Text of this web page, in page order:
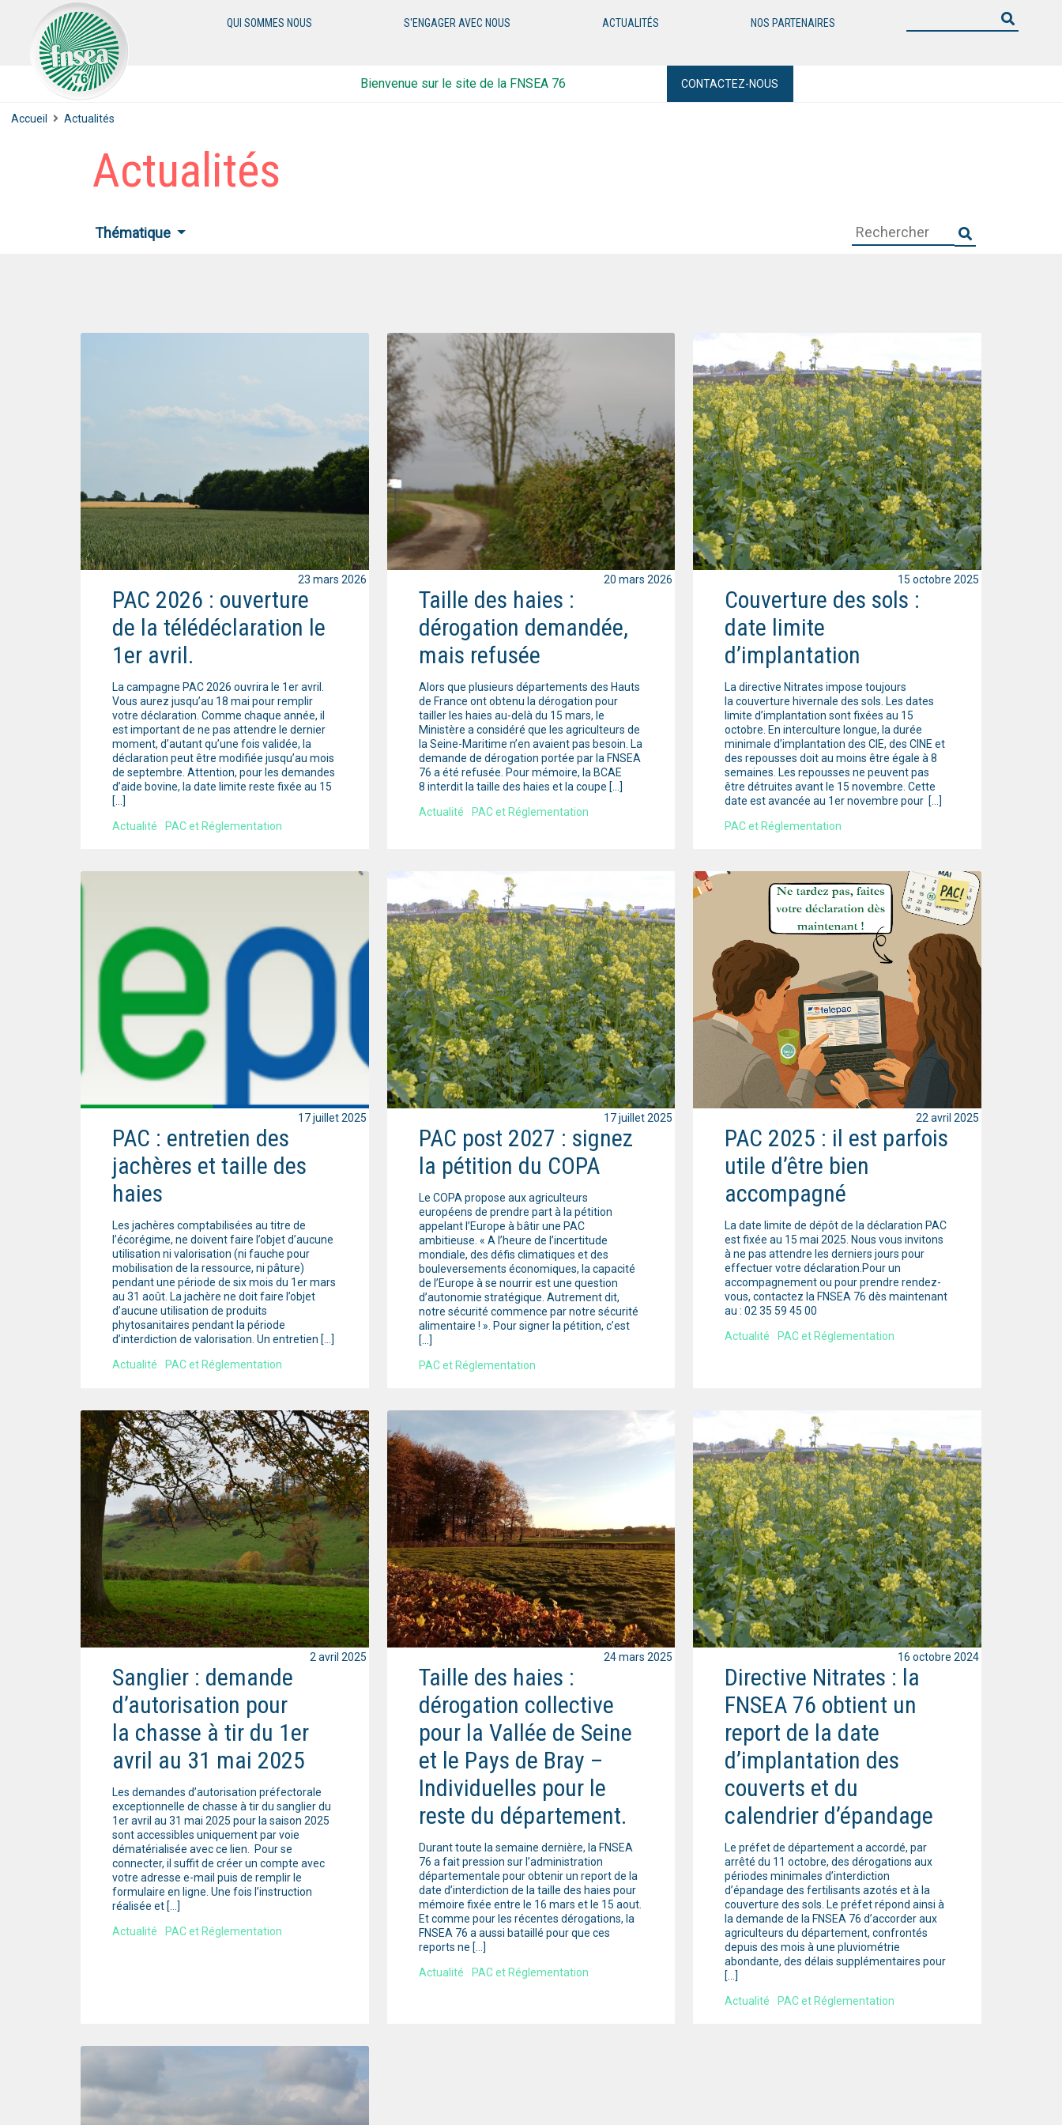
QUI SOMMES NOUS S'ENGAGER AVEC NOUS ACTUALITÉS NOS PARTENAIRES
Bienvenue sur le site de la FNSEA 76 CONTACTEZ-NOUS
Accueil Actualités
Actualités
Thématique
PAC 2026 : ouverture
de la télédéclaration le
1er avril.
La campagne PAC 2026 ouvrira le 1er avril.
Vous aurez jusqu’au 18 mai pour remplir
votre déclaration. Comme chaque année, il
est important de ne pas attendre le dernier
moment, d’autant qu’une fois validée, la
déclaration peut être modifiée jusqu’au mois
de septembre. Attention, pour les demandes
d’aide bovine, la date limite reste fixée au 15
[…]
Actualité
PAC et Réglementation
23 mars 2026
Taille des haies :
dérogation demandée,
mais refusée
Alors que plusieurs départements des Hauts
de France ont obtenu la dérogation pour
tailler les haies au-delà du 15 mars, le
Ministère a considéré que les agriculteurs de
la Seine-Maritime n’en avaient pas besoin. La
demande de dérogation portée par la FNSEA
76 a été refusée. Pour mémoire, la BCAE
8 interdit la taille des haies et la coupe […]
Actualité
PAC et Réglementation
20 mars 2026
Couverture des sols :
date limite
d’implantation
La directive Nitrates impose toujours
la couverture hivernale des sols. Les dates
limite d’implantation sont fixées au 15
octobre. En interculture longue, la durée
minimale d’implantation des CIE, des CINE et
des repousses doit au moins être égale à 8
semaines. Les repousses ne peuvent pas
être détruites avant le 15 novembre. Cette
date est avancée au 1er novembre pour […]
PAC et Réglementation
15 octobre 2025
PAC : entretien des
jachères et taille des
haies
Les jachères comptabilisées au titre de
l’écorégime, ne doivent faire l’objet d’aucune
utilisation ni valorisation (ni fauche pour
mobilisation de la ressource, ni pâture)
pendant une période de six mois du 1er mars
au 31 août. La jachère ne doit faire l’objet
d’aucune utilisation de produits
phytosanitaires pendant la période
d’interdiction de valorisation. Un entretien […]
Actualité
PAC et Réglementation
17 juillet 2025
PAC post 2027 : signez
la pétition du COPA
Le COPA propose aux agriculteurs
européens de prendre part à la pétition
appelant l’Europe à bâtir une PAC
ambitieuse. « A l’heure de l’incertitude
mondiale, des défis climatiques et des
bouleversements économiques, la capacité
de l’Europe à se nourrir est une question
d’autonomie stratégique. Autrement dit,
notre sécurité commence par notre sécurité
alimentaire ! ». Pour signer la pétition, c’est
[…]
PAC et Réglementation
17 juillet 2025
PAC 2025 : il est parfois
utile d’être bien
accompagné
La date limite de dépôt de la déclaration PAC
est fixée au 15 mai 2025. Nous vous invitons
à ne pas attendre les derniers jours pour
effectuer votre déclaration.Pour un
accompagnement ou pour prendre rendez-
vous, contactez la FNSEA 76 dès maintenant
au : 02 35 59 45 00
Actualité
PAC et Réglementation
22 avril 2025
Sanglier : demande
d’autorisation pour
la chasse à tir du 1er
avril au 31 mai 2025
Les demandes d’autorisation préfectorale
exceptionnelle de chasse à tir du sanglier du
1er avril au 31 mai 2025 pour la saison 2025
sont accessibles uniquement par voie
dématérialisée avec ce lien. Pour se
connecter, il suffit de créer un compte avec
votre adresse e-mail puis de remplir le
formulaire en ligne. Une fois l’instruction
réalisée et […]
Actualité
PAC et Réglementation
2 avril 2025
Taille des haies :
dérogation collective
pour la Vallée de Seine
et le Pays de Bray –
Individuelles pour le
reste du département.
Durant toute la semaine dernière, la FNSEA
76 a fait pression sur l’administration
départementale pour obtenir un report de la
date d’interdiction de la taille des haies pour
mémoire fixée entre le 16 mars et le 15 aout.
Et comme pour les récentes dérogations, la
FNSEA 76 a aussi bataillé pour que ces
reports ne […]
Actualité
PAC et Réglementation
24 mars 2025
Directive Nitrates : la
FNSEA 76 obtient un
report de la date
d’implantation des
couverts et du
calendrier d’épandage
Le préfet de département a accordé, par
arrêté du 11 octobre, des dérogations aux
périodes minimales d’interdiction
d’épandage des fertilisants azotés et à la
couverture des sols. Le préfet répond ainsi à
la demande de la FNSEA 76 d’accorder aux
agriculteurs du département, confrontés
depuis des mois à une pluviométrie
abondante, des délais supplémentaires pour
[…]
Actualité
PAC et Réglementation
16 octobre 2024